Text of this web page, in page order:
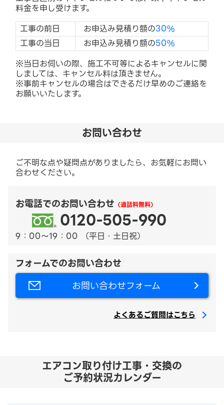
料金を申し受けます。
工事の前日
お申込み見積り額の30%
工事の当日
お申込み見積り額の50%
※当日お伺いの際、施工不可等によるキャンセルに関
しましては、キャンセル料は頂きません。
※事前キャンセルの場合はできるだけ早めのご連絡を
お願いいたします。
お問い合わせ
ご不明な点や疑問点がありましたら、お気軽にお問い
合わせください。
お電話でのお問い合わせ （通話料無料）
0120-505-990
9：00～19：00 （平日・土日祝）
フォームでのお問い合わせ
お問い合わせフォーム
よくあるご質問はこちら
エアコン取り付け工事・交換の
ご予約状況カレンダー